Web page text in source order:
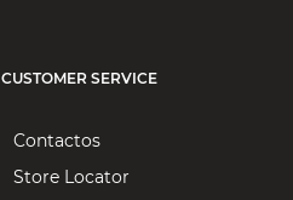
CUSTOMER SERVICE
Contactos
Store Locator